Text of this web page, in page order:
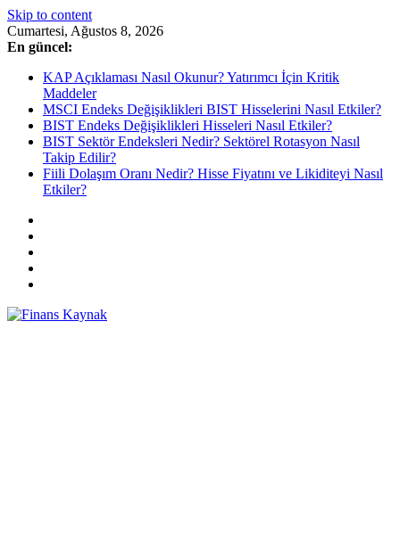
Skip to content
Cumartesi, Ağustos 8, 2026
En güncel:
KAP Açıklaması Nasıl Okunur? Yatırımcı İçin Kritik
Maddeler
MSCI Endeks Değişiklikleri BIST Hisselerini Nasıl Etkiler?
BIST Endeks Değişiklikleri Hisseleri Nasıl Etkiler?
BIST Sektör Endeksleri Nedir? Sektörel Rotasyon Nasıl
Takip Edilir?
Fiili Dolaşım Oranı Nedir? Hisse Fiyatını ve Likiditeyi Nasıl
Etkiler?